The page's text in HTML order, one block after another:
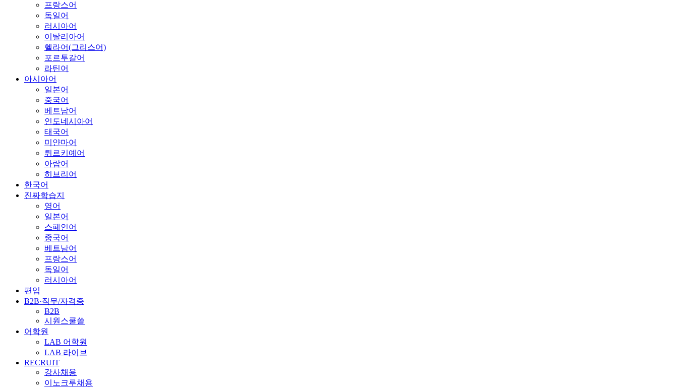
프랑스어
독일어
러시아어
이탈리아어
헬라어(그리스어)
포르투갈어
라틴어
아시아어
일본어
중국어
베트남어
인도네시아어
태국어
미얀마어
튀르키예어
아랍어
히브리어
한국어
진짜학습지
영어
일본어
스페인어
중국어
베트남어
프랑스어
독일어
러시아어
편입
B2B·직무/자격증
B2B
시원스쿨쓸
어학원
LAB 어학원
LAB 라이브
RECRUIT
강사채용
이노크루채용